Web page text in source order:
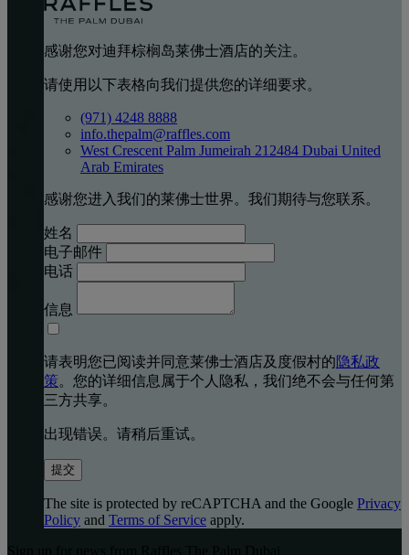
感谢您对迪拜棕榈岛莱佛士酒店的关注。
请使用以下表格向我们提供您的详细要求。
(971) 4248 8888
info.thepalm@raffles.com
West Crescent Palm Jumeirah 212484 Dubai United
Arab Emirates
感谢您进入我们的莱佛士世界。我们期待与您联系。
姓名
电子邮件
电话
信息
请表明您已阅读并同意莱佛士酒店及度假村的隐私政
策。您的详细信息属于个人隐私，我们绝不会与任何第
三方共享。
出现错误。请稍后重试。
提交
The site is protected by reCAPTCHA and the Google Privacy
Policy and Terms of Service apply.